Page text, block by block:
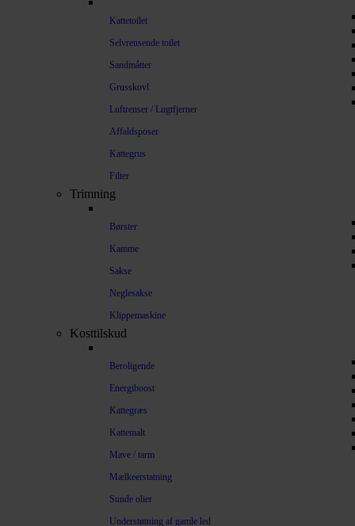
Kattetoilet
Selvrensende toilet
Sandmåtter
Grusskovl
Luftrenser / Lugtfjerner
Affaldsposer
Kattegrus
Filter
Trimning
Børster
Kamme
Sakse
Neglesakse
Klippemaskine
Kosttilskud
Beroligende
Energiboost
Kattegræs
Kattemalt
Mave / tarm
Mælkeerstatning
Sunde olier
Understøtning af gamle led